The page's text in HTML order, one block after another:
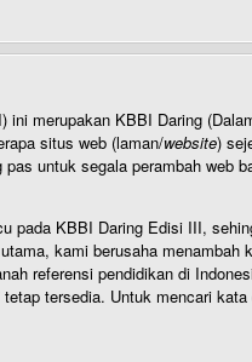
merupakan KBBI Daring
situs web (laman/website)
untuk segala perambah web
pada KBBI Daring Edisi III,
kami berusaha
referensi pendidikan di
tersedia. Untuk mencari